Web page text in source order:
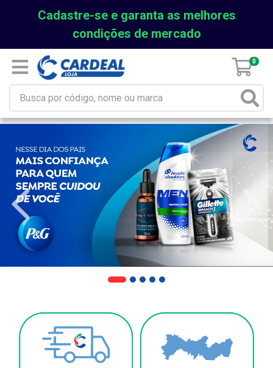
Cadastre-se e garanta as melhores
condições de mercado
0